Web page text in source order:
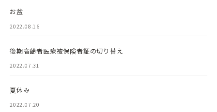
お盆
2022.08.16
後期高齢者医療被保険者証の切り替え
2022.07.31
夏休み
2022.07.20